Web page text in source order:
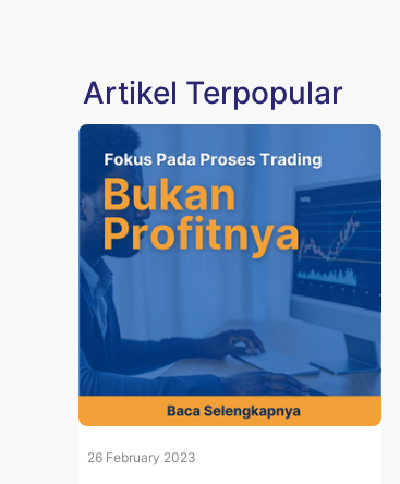
Artikel Terpopular
26 February 2023